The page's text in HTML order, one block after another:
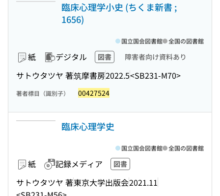
臨床心理学小史 (ちくま新書 ;
1656)
紙 デジタル 図書 障害者向け資料あり
サトウタツヤ 著筑摩書房2022.5<SB231-M70>
国立国会図書館 全国の図書館
著者標目（識別子） 00427524
臨床心理学史
紙 記録メディア 図書
サトウタツヤ 著東京大学出版会2021.11
国立国会図書館 全国の図書館